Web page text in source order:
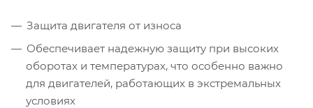
Защита двигателя от износа
Обеспечивает надежную защиту при высоких
оборотах и температурах, что особенно важно
для двигателей, работающих в экстремальных
условиях